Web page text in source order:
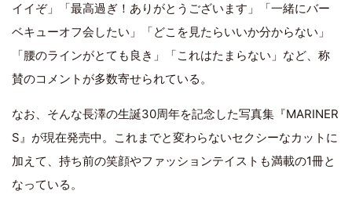
イイぞ」「最高過ぎ！ありがとうございます」「一緒にバー
ベキューオフ会したい」「どこを見たらいいか分からない」
「腰のラインがとても良き」「これはたまらない」など、称
賛のコメントが多数寄せられている。
なお、そんな長澤の生誕30周年を記念した写真集『MARINER
S』が現在発売中。これまでと変わらないセクシーなカットに
加えて、持ち前の笑顔やファッションテイストも満載の1冊と
なっている。